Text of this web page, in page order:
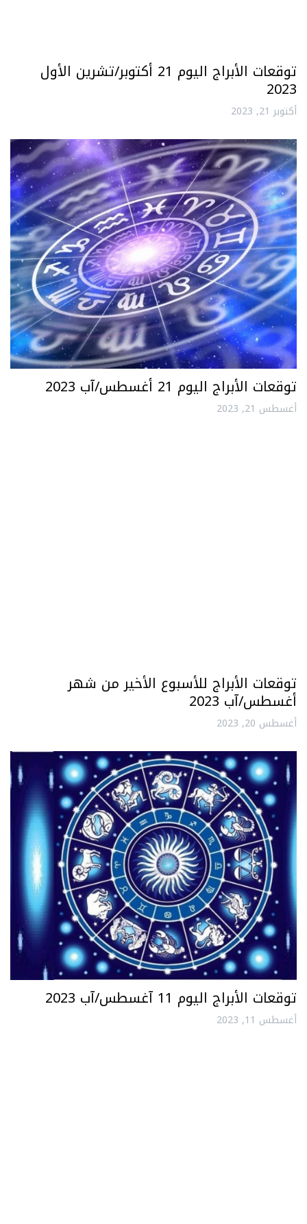
توقعات الأبراج اليوم 21 أكتوبر/تشرين الأول
2023
أكتوبر 21, 2023
توقعات الأبراج اليوم 21 أغسطس/آب 2023
أغسطس 21, 2023
توقعات الأبراج للأسبوع الأخير من شهر
أغسطس/آب 2023
أغسطس 20, 2023
توقعات الأبراج اليوم 11 آغسطس/آب 2023
أغسطس 11, 2023